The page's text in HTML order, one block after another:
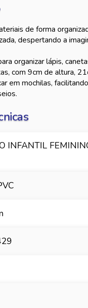
de forma
despertando a
organizar lápis,
com 9cm de altura,
em mochilas,
INFANTIL